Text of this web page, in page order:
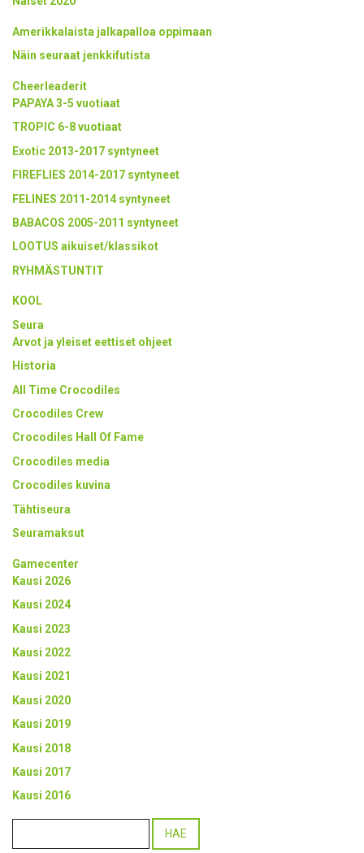
Amerikkalaista jalkapalloa oppimaan
Näin seuraat jenkkifutista
Cheerleaderit
PAPAYA 3-5 vuotiaat
TROPIC 6-8 vuotiaat
Exotic 2013-2017 syntyneet
FIREFLIES 2014-2017 syntyneet
FELINES 2011-2014 syntyneet
BABACOS 2005-2011 syntyneet
LOOTUS aikuiset/klassikot
RYHMÄSTUNTIT
KOOL
Seura
Arvot ja yleiset eettiset ohjeet
Historia
All Time Crocodiles
Crocodiles Crew
Crocodiles Hall Of Fame
Crocodiles media
Crocodiles kuvina
Tähtiseura
Seuramaksut
Gamecenter
Kausi 2026
Kausi 2024
Kausi 2023
Kausi 2022
Kausi 2021
Kausi 2020
Kausi 2019
Kausi 2018
Kausi 2017
Kausi 2016